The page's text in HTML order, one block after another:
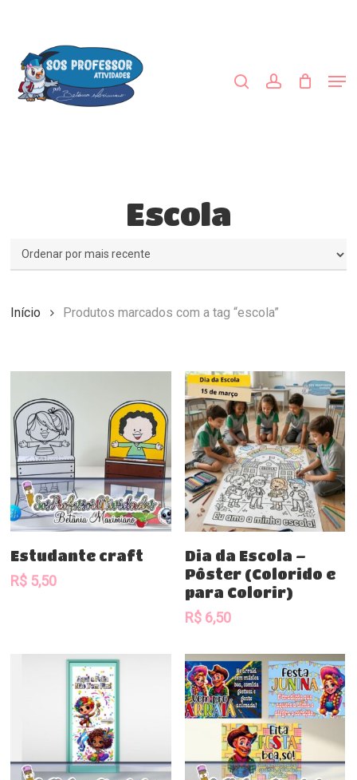
content
Escola
Início Produtos marcados com a tag “escola”
Comprar
Estudante craft
R$ 5,50
Comprar
Dia da Escola –
Pôster (Colorido e
para Colorir)
R$6,50